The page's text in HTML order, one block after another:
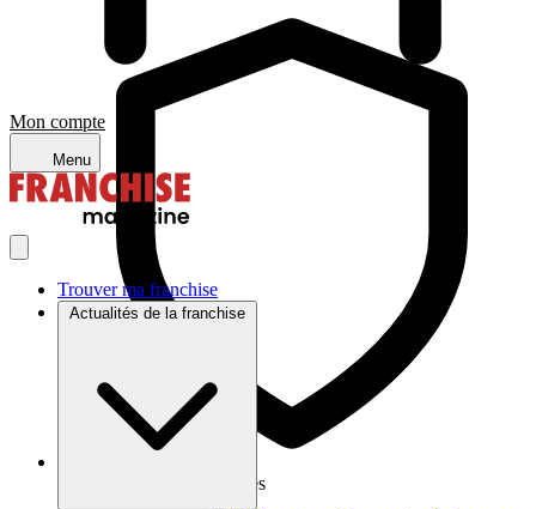
Mon compte
Menu
Trouver ma franchise
Actualités de la franchise
Vos données sont protégées